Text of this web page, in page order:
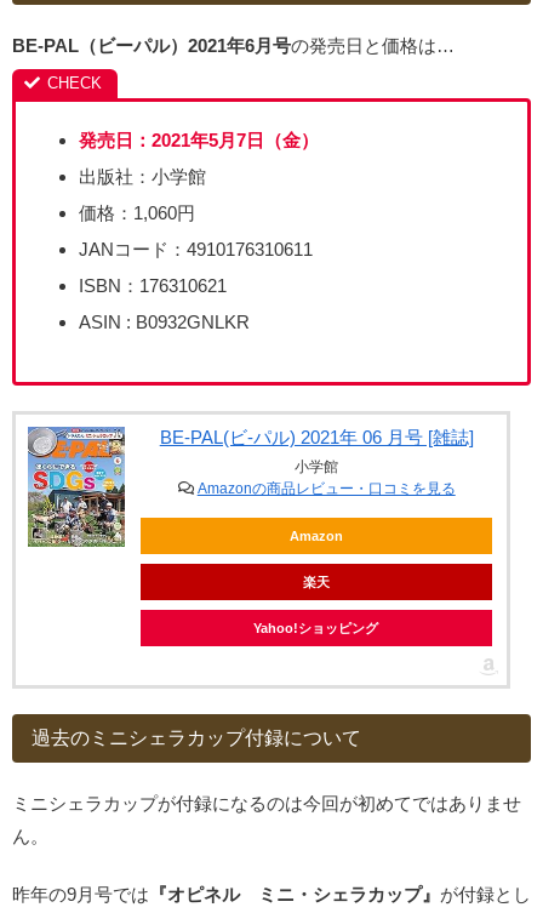
BE-PAL（ビーパル）2021年6月号の発売日と価格は…
発売日：2021年5月7日（金）
出版社：小学館
価格：1,060円
JANコード：4910176310611
ISBN：176310621
ASIN : B0932GNLKR
BE-PAL(ビ-パル) 2021年 06 月号 [雑誌]
小学館
Amazonの商品レビュー・口コミを見る
Amazon
楽天
Yahoo!ショッピング
過去のミニシェラカップ付録について
ミニシェラカップが付録になるのは今回が初めてではありませ
ん。
昨年の9月号では 『オピネル ミニ・シェラカップ』 が付録とし